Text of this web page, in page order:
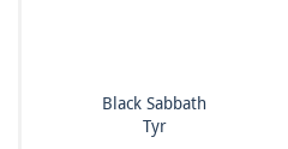
Black Sabbath
Tyr